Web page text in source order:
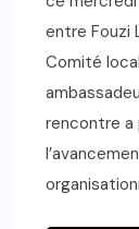
entre Fouzi
Comité
rencontre a